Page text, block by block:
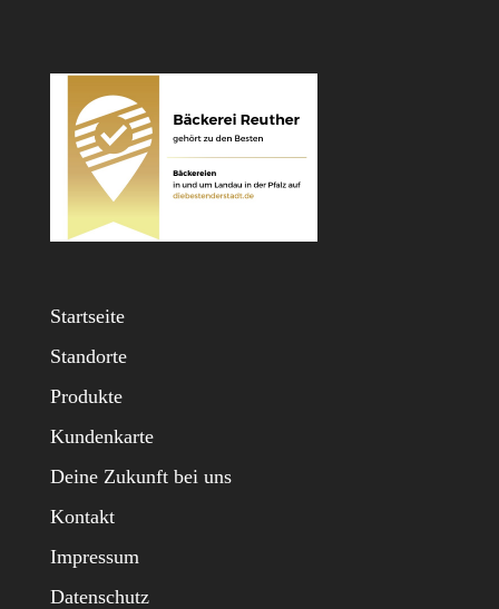
Startseite
Standorte
Produkte
Kundenkarte
Deine Zukunft bei uns
Kontakt
Impressum
Datenschutz